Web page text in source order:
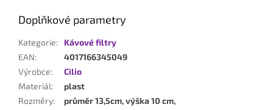
Doplňkové parametry
Kategorie:
Kávové filtry
EAN:
4017166345049
Výrobce:
Cilio
Materiál:
plast
Rozměry: průměr 13,5cm, výška 10 cm,